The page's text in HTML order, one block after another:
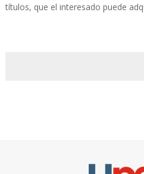
títulos, que el interesado puede